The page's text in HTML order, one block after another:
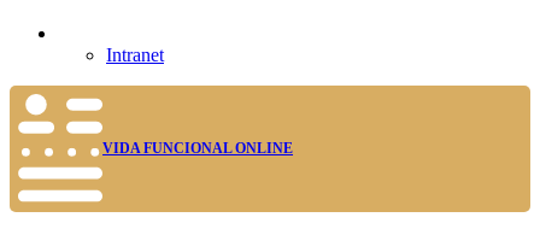
Intranet
VIDA FUNCIONAL ONLINE